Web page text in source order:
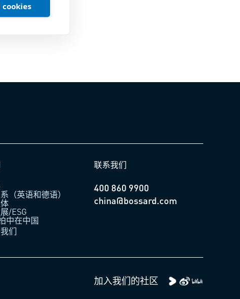
（英语和德语）
/ESG
中在中国
们
联系我们
400 860 9900
china@bossard.com
加入我们的社区